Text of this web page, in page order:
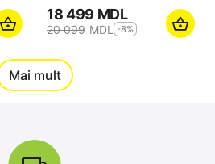
18 499 MDL
20 099 MDL -8%
-10%
Mai mult